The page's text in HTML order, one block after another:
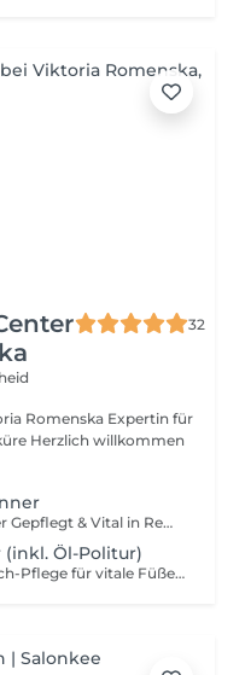
32
Expertin für
Professionelle Fußpflege für Männer Gepflegt & Vital in Remscheid Gepflegte Füße sind kein Luxus, sondern ein Zeichen von Gesundheit und Wohlbefinden. In unserem Studio in der Hindenburgstraße 18, 42853 Remscheid bieten wir eine speziell auf die Bedürfnisse von Männern zugeschnittene apparative Fußpflege an diskret, professionell und effektiv. Warum diese Behandlung für Sie wichtig ist: Gezielte Hornhautentfernung: Sanfte und gründliche Beseitigung von verhärteten Stellen mit moderner Technik. Nagelpflege: Fachgerechtes Kürzen und Reinigen der Nägel, um Druckstellen und Einwachsen vorzubeugen. Wellness-Effekt: Ein abschließendes Pflege-Öl oder eine Creme sorgt für ein frisches, vitales Hautgefühl. Zentrale Lage Schnell erreichbar: Unser Studio befindet sich direkt im Herzen der Remscheider Innenstadt, in unmittelbarer Nähe zum Rathaus, dem Allee-Center und dem Stadtpark. Dank der erstklassigen Lage an der Hindenburgstraße lässt sich der Termin perfekt in Ihren Alltag integrieren egal ob vor der Arbeit, in der Mittagspause oder nach dem Einkauf. Setzen Sie auf Professionalität und Hygiene für Ihre Füße. Wir freuen uns darauf, Sie persönlich in unserem Studio in Remscheid begrüßen zu dürfen!
(inkl. Öl-Politur)
Smart-Pediküre für Männer Hightech-Pflege für vitale Füße Effizient, modern und ergebnisorientiert: Erleben Sie die Smart-Pediküre für Männer in unserem Studio in der Hindenburgstraße 18, 42853 Remscheid. Diese innovative Methode mit speziellen Smart-Discs ist die Antwort auf die Ansprüche des modernen Mannes an eine professionelle Fußpflege. Ihre Vorteile durch die Smart-Technik: Maximale Effizienz: Hornhaut und raue Stellen werden deutlich schneller und gründlicher entfernt als bei herkömmlichen Methoden. Smart-Polish-Effekt: Die Haut wird nicht nur behandelt, sondern poliert. Das Ergebnis sind extrem glatte Füße, die sich spürbar länger gesund und gepflegt anfühlen. 100% Hygiene: Durch den Einsatz von Einweg-Schleifpads bieten wir Ihnen höchste Sicherheits- und Hygienestandards. Perfekt bei Sport & Belastung: Ideal für Männer, die viel zu Fuß unterwegs sind oder Sport treiben. Zentral im Herzen von Remscheid: Sparen Sie Zeit durch unsere erstklassige Lage an der Hindenburgstraße. Wir befinden uns direkt am Rathaus и Allee-Center. Parken Sie bequem im Center-Parkhaus oder nutzen Sie den kurzen Weg nach einem Termin in der Innenstadt oder einem Spaziergang im Stadtpark. Überzeugen Sie sich von der modernsten Art der Fußpflege. Wir freuen uns auf Ihren Besuch in der Remscheider Innenstadt!